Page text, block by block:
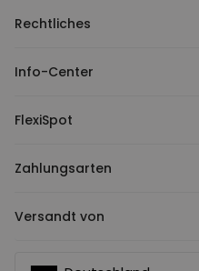
Rechtliches
Info-Center
FlexiSpot
Zahlungsarten
Versandt von